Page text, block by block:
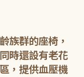
族群的座椅，
時還設有老花
，提供血壓機